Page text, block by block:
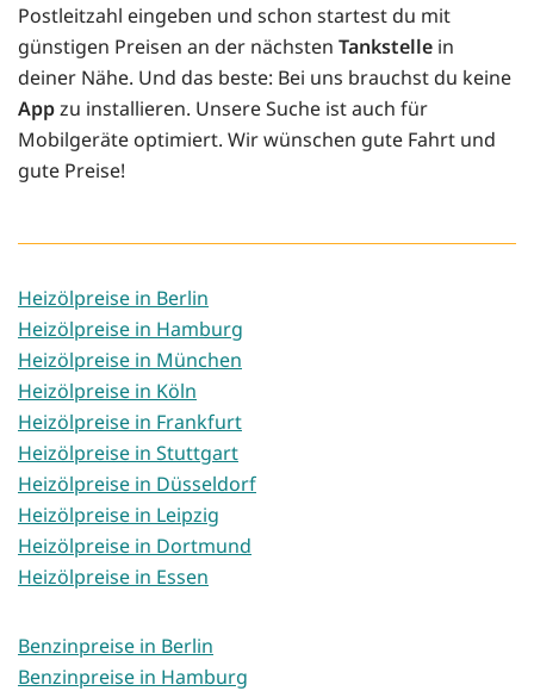
Postleitzahl eingeben und schon startest du mit
günstigen Preisen an der nächsten Tankstelle in
deiner Nähe. Und das beste: Bei uns brauchst du keine
Appzu installieren. Unsere Suche ist auch für
Mobilgeräte optimiert. Wir wünschen gute Fahrt und
gute Preise!
Heizölpreise in Berlin
Heizölpreise in Hamburg
Heizölpreise in München
Heizölpreise in Köln
Heizölpreise in Frankfurt
Heizölpreise in Stuttgart
Heizölpreise in Düsseldorf
Heizölpreise in Leipzig
Heizölpreise in Dortmund
Heizölpreise in Essen
Benzinpreise in Berlin
Benzinpreise in Hamburg